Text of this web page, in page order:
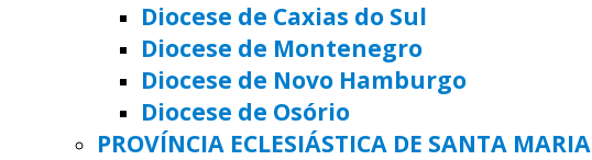
Diocese de Caxias do Sul
Diocese de Montenegro
Diocese de Novo Hamburgo
Diocese de Osório
PROVÍNCIA ECLESIÁSTICA DE SANTA MARIA